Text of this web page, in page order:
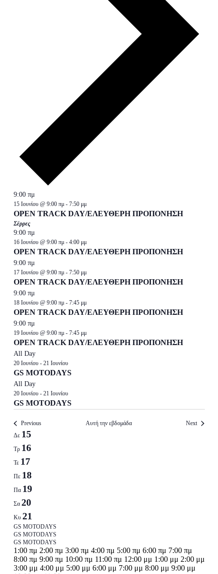
9:00 πμ
15 Ιουνίου @ 9:00 πμ- 7:50 μμ
OPEN TRACK DAY/ΕΛΕΥΘΕΡΗ ΠΡΟΠΟΝΗΣΗ
Σέρρες
9:00 πμ
16 Ιουνίου @ 9:00 πμ- 4:00 μμ
OPEN TRACK DAY/ΕΛΕΥΘΕΡΗ ΠΡΟΠΟΝΗΣΗ
9:00 πμ
17 Ιουνίου @ 9:00 πμ- 7:50 μμ
OPEN TRACK DAY/ΕΛΕΥΘΕΡΗ ΠΡΟΠΟΝΗΣΗ
9:00 πμ
18 Ιουνίου @ 9:00 πμ- 7:45 μμ
OPEN TRACK DAY/ΕΛΕΥΘΕΡΗ ΠΡΟΠΟΝΗΣΗ
9:00 πμ
19 Ιουνίου @ 9:00 πμ- 7:45 μμ
OPEN TRACK DAY/ΕΛΕΥΘΕΡΗ ΠΡΟΠΟΝΗΣΗ
All Day
20 Ιουνίου- 21 Ιουνίου
GS MOTODAYS
All Day
20 Ιουνίου- 21 Ιουνίου
GS MOTODAYS
Previous Αυτή την εβδομάδα Next
Week
of
Events
Δε 15
Τρ 16
Τε 17
Πε 18
Πα 19
Σα 20
Κυ 21
20
Ιουνίου
-
21
Ιουνίου
GS MOTODAYS
GS MOTODAYS
20
Ιουνίου
-
21
GS MOTODAYS
12:00
πμ
1:00 πμ 2:00 πμ 3:00 πμ 4:00 πμ 5:00 πμ 6:00 πμ 7:00 πμ
8:00 πμ 9:00 πμ 10:00 πμ 11:00 πμ 12:00 μμ 1:00 μμ 2:00 μμ
3:00 μμ 4:00 μμ 5:00 μμ 6:00 μμ 7:00 μμ 8:00 μμ 9:00 μμ